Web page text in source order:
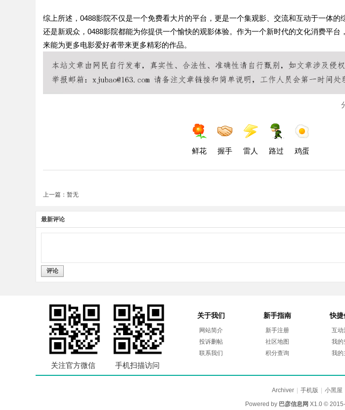
综上所述，0488影院不仅是一个免费看大片的平台，更是一个集观影、交流和互动于一体的
还是新观众，0488影院都能为你提供一个愉快的观影体验。作为一个新时代的文化消费平台
来能为更多电影爱好者带来更多精彩的作品。
鲜花 握手 雷人 路过 鸡蛋
上一篇：暂无
最新评论
评论
关注官方微信 手机扫描访问
关于我们
网站简介
投诉删帖
联系我们
新手指南
新手注册
社区地图
积分查询
快捷
互动
我的
我的
Archiver 手机版 小黑屋
Powered by 巴彦信息网 X1.0 ©